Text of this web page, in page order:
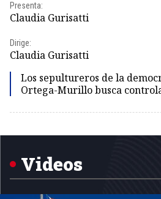
Presenta:
Claudia Gurisatti
Dirige:
Claudia Gurisatti
Los sepultureros de la
Ortega-Murillo busca
1
Videos